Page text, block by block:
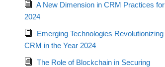
A New Dimension in CRM Practices for
2024
Emerging Technologies Revolutionizing
CRM in the Year 2024
The Role of Blockchain in Securing